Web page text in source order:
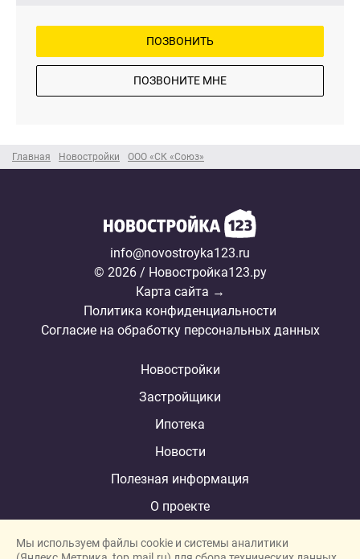
Главная Новостройки ООО «СК «Союз»
ПОЗВОНИТЬ
ПОЗВОНИТЕ МНЕ
info@novostroyka123.ru
© 2026 / Новостройка123.ру
Карта сайта →
Политика конфиденциальности
Согласие на обработку персональных данных
Новостройки
Застройщики
Ипотека
Новости
Полезная информация
О проекте
Мы используем файлы cookie и системы аналитики